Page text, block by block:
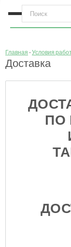
Главная Условия
Доставка
ПО